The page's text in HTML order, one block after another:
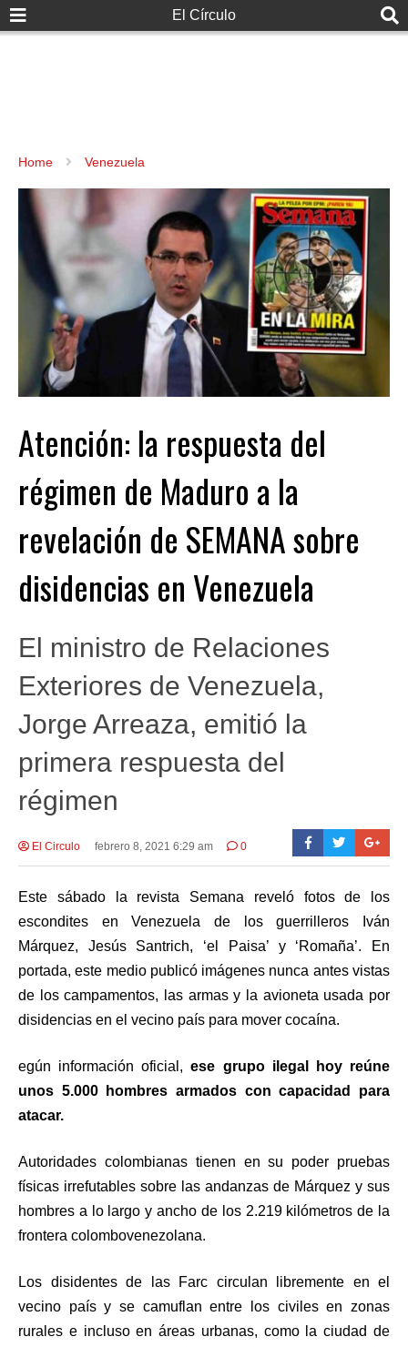
El Círculo
Home Venezuela
Atención: la respuesta del
régimen de Maduro a la
revelación de SEMANA sobre
disidencias en Venezuela
El ministro de Relaciones
Exteriores de Venezuela,
Jorge Arreaza, emitió la
primera respuesta del
régimen
El Circulo febrero 8, 2021 6:29 am 0
Este sábado la revista Semana reveló fotos de los
escondites en Venezuela de los guerrilleros Iván
Márquez, Jesús Santrich, ‘el Paisa’ y ‘Romaña’. En
portada, este medio publicó imágenes nunca antes vistas
de los campamentos, las armas y la avioneta usada por
disidencias en el vecino país para mover cocaína.
egún información oficial,ese grupo ilegal hoy reúne
unos 5.000 hombres armados con capacidad para
atacar.
Autoridades colombianas tienen en su poder pruebas
físicas irrefutables sobre las andanzas de Márquez y sus
hombres a lo largo y ancho de los 2.219 kilómetros de la
frontera colombovenezolana.
Los disidentes de las Farc circulan libremente en el
vecino país y se camuflan entre los civiles en zonas
rurales e incluso en áreas urbanas, como la ciudad de